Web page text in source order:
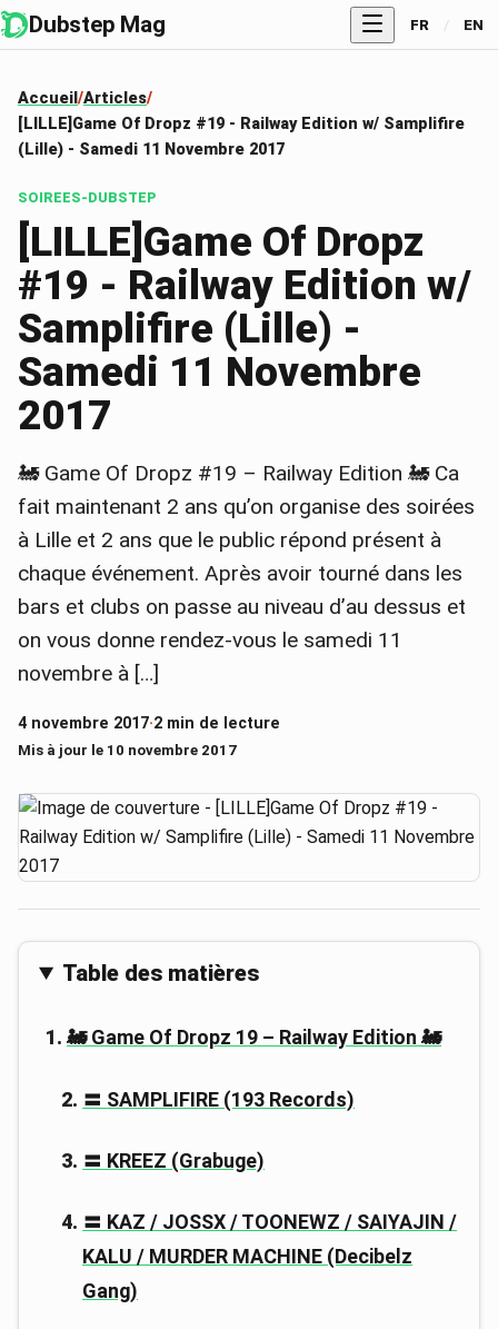
Dubstep Mag FR / EN
Accueil Articles
[LILLE]Game Of Dropz #19 - Railway Edition w/ Samplifire
(Lille) - Samedi 11 Novembre 2017
SOIREES-DUBSTEP
[LILLE]Game Of Dropz
#19 - Railway Edition w/
Samplifire (Lille) -
Samedi 11 Novembre
2017
🚂 Game Of Dropz #19 – Railway Edition 🚂 Ca
fait maintenant 2 ans qu’on organise des soirées
à Lille et 2 ans que le public répond présent à
chaque événement. Après avoir tourné dans les
bars et clubs on passe au niveau d’au dessus et
on vous donne rendez-vous le samedi 11
novembre à […]
4 novembre 2017·2 min de lecture
Mis à jour le 10 novembre 2017
Table des matières
🚂 Game Of Dropz 19 – Railway Edition 🚂
〓 SAMPLIFIRE (193 Records)
〓 KREEZ (Grabuge)
〓 KAZ / JOSSX / TOONEWZ / SAIYAJIN /
KALU / MURDER MACHINE (Decibelz
Gang)